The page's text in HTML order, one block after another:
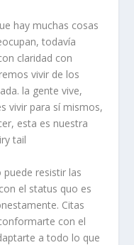
hay muchas cosas
todavía
claridad con
vivir de los
la gente vive,
vivir para sí mismos,
esta es nuestra
tail
resistir las
el status quo es
Citas
con el
a todo lo que